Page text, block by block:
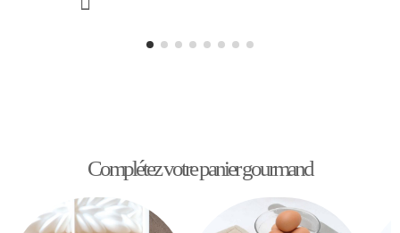
Complétez votre panier gourmand